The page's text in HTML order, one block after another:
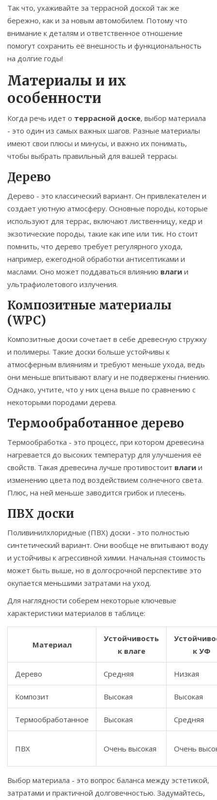
Так что, ухаживайте за террасной доской так же
бережно, как и за новым автомобилем. Потому что
внимание к деталям и ответственное отношение
помогут сохранить её внешность и функциональность
на долгие годы!
Материалы и их
особенности
Когда речь идет о террасной доске, выбор материала
- это один из самых важных шагов. Разные материалы
имеют свои плюсы и минусы, и важно их понимать,
чтобы выбрать правильный для вашей террасы.
Дерево
Дерево - это классический вариант. Он привлекателен и
создает уютную атмосферу. Основные породы, которые
используют для террас, включают лиственницу, кедр и
экзотические породы, такие как ипе или тик. Но стоит
помнить, что дерево требует регулярного ухода,
например, ежегодной обработки антисептиками и
маслами. Оно может поддаваться влиянию влаги и
ультрафиолетового излучения.
Композитные материалы
(WPC)
Композитные доски сочетает в себе древесную стружку
и полимеры. Такие доски больше устойчивы к
атмосферным влияниям и требуют меньше ухода, ведь
они меньше впитывают влагу и не подвержены гниению.
Однако, учтите, что у них цена выше по сравнению с
некоторыми породами дерева.
Термообработанное дерево
Термообработка - это процесс, при котором древесина
нагревается до высоких температур для улучшения её
свойств. Такая древесина лучше противостоит влаги и
изменению цвета под воздействием солнечного света.
Плюс, на ней меньше заводится грибок и плесень.
ПВХ доски
Поливинилхлоридные (ПВХ) доски - это полностью
синтетический вариант. Они вообще не впитывают воду
и устойчивы к агрессивной химии. Начальная стоимость
может быть выше, но в долгосрочной перспективе это
окупается меньшими затратами на уход.
Для наглядности соберем некоторые ключевые
характеристики материалов в таблице:
Материал
Устойчивость
к влаге
к УФ
Дерево Средняя Низкая
Композит Высокая Высокая
Термообработанное Высокая Средняя
ПВХ Очень высокая Очень
Выбор материала - это вопрос баланса между эстетикой,
затратами и практичной долговечностью. Задумайтесь,